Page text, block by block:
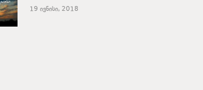
19 ივნისი, 2018